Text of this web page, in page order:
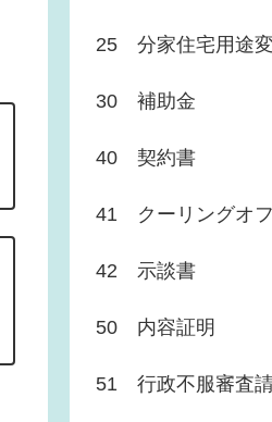
25 分家住宅用途
30 補助金
40 契約書
41 クーリングオフ
42 示談書
50 内容証明
51 行政不服審査